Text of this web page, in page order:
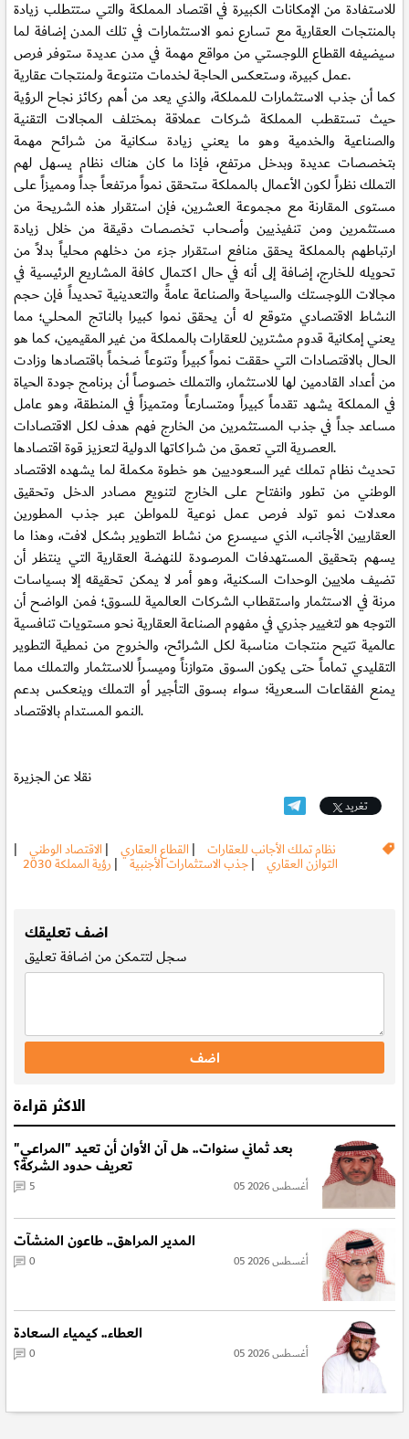
للاستفادة من الإمكانات الكبيرة في اقتصاد المملكة والتي ستتطلب زيادة
بالمنتجات العقارية مع تسارع نمو الاستثمارات في تلك المدن إضافة لما
سيضيفه القطاع اللوجستي من مواقع مهمة في مدن عديدة ستوفر فرص
عمل كبيرة، وستعكس الحاجة لخدمات متنوعة ولمنتجات عقارية.
كما أن جذب الاستثمارات للمملكة، والذي يعد من أهم ركائز نجاح الرؤية
حيث تستقطب المملكة شركات عملاقة بمختلف المجالات التقنية
والصناعية والخدمية وهو ما يعني زيادة سكانية من شرائح مهمة
بتخصصات عديدة وبدخل مرتفع، فإذا ما كان هناك نظام يسهل لهم
التملك نظراً لكون الأعمال بالمملكة ستحقق نمواً مرتفعاً جداً ومميزاً على
مستوى المقارنة مع مجموعة العشرين، فإن استقرار هذه الشريحة من
مستثمرين ومن تنفيذيين وأصحاب تخصصات دقيقة من خلال زيادة
ارتباطهم بالمملكة يحقق منافع استقرار جزء من دخلهم محلياً بدلاً من
تحويله للخارج، إضافة إلى أنه في حال اكتمال كافة المشاريع الرئيسية في
مجالات اللوجستك والسياحة والصناعة عامةً والتعدينية تحديداً فإن حجم
النشاط الاقتصادي متوقع له أن يحقق نموا كبيرا بالناتج المحلي؛ مما
يعني إمكانية قدوم مشترين للعقارات بالمملكة من غير المقيمين، كما هو
الحال بالاقتصادات التي حققت نمواً كبيراً وتنوعاً ضخماً باقتصادها وزادت
من أعداد القادمين لها للاستثمار، والتملك خصوصاً أن برنامج جودة الحياة
في المملكة يشهد تقدماً كبيراً ومتسارعاً ومتميزاً في المنطقة، وهو عامل
مساعد جداً في جذب المستثمرين من الخارج فهم هدف لكل الاقتصادات
العصرية التي تعمق من شراكاتها الدولية لتعزيز قوة اقتصادها.
تحديث نظام تملك غير السعوديين هو خطوة مكملة لما يشهده الاقتصاد
الوطني من تطور وانفتاح على الخارج لتنويع مصادر الدخل وتحقيق
معدلات نمو تولد فرص عمل نوعية للمواطن عبر جذب المطورين
العقاريين الأجانب، الذي سيسرع من نشاط التطوير بشكل لافت، وهذا ما
يسهم بتحقيق المستهدفات المرصودة للنهضة العقارية التي ينتظر أن
تضيف ملايين الوحدات السكنية، وهو أمر لا يمكن تحقيقه إلا بسياسات
مرنة في الاستثمار واستقطاب الشركات العالمية للسوق؛ فمن الواضح أن
التوجه هو لتغيير جذري في مفهوم الصناعة العقارية نحو مستويات تنافسية
عالمية تتيح منتجات مناسبة لكل الشرائح، والخروج من نمطية التطوير
التقليدي تماماً حتى يكون السوق متوازناً وميسراً للاستثمار والتملك مما
يمنع الفقاعات السعرية؛ سواء بسوق التأجير أو التملك وينعكس بدعم
النمو المستدام بالاقتصاد.
نقلا عن الجزيرة
تغريد
نظام تملك الأجانب للعقارات | القطاع العقاري | الاقتصاد الوطني |
التوازن العقاري |جذب الاستثمارات الأجنبية | رؤية المملكة 2030
اضف تعليقك
سجللتتمكن من اضافة تعليق
الاكثر قراءة
بعد ثماني سنوات.. هل آن الأوان أن تعيد "المراعي"
تعريف حدود الشركة؟
05 أغسطس 2026 5
المدير المراهق.. طاعون المنشآت
05 أغسطس 2026 0
العطاء.. كيمياء السعادة
05 أغسطس 2026 0